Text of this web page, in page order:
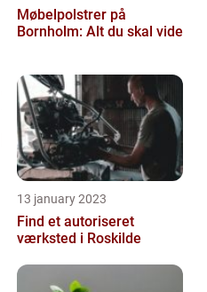
Møbelpolstrer på
Bornholm: Alt du skal vide
13 january 2023
Find et autoriseret
værksted i Roskilde